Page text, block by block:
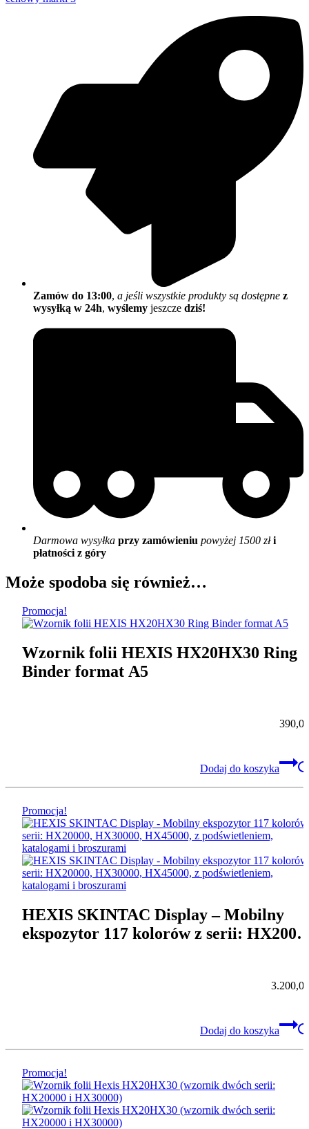
Zamów do 13:00, a jeśli wszystkie produkty są dostępne z
wysyłką w 24h, wyślemy jeszcze dziś!
Darmowa wysyłka przy zamówieniu powyżej 1500 złi
płatności z góry
Może spodoba się również…
Promocja!
Wzornik folii HEXIS HX20HX30 Ring
Binder format A5
Dodaj do koszyka
Promocja!
HEXIS SKINTAC Display – Mobilny
ekspozytor 117 kolorów z serii:
Dodaj do koszyka
Promocja!